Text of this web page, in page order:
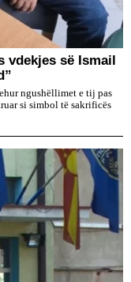
vdekjes së Ismail
ngushëllimet e tij pas
si simbol të sakrificës